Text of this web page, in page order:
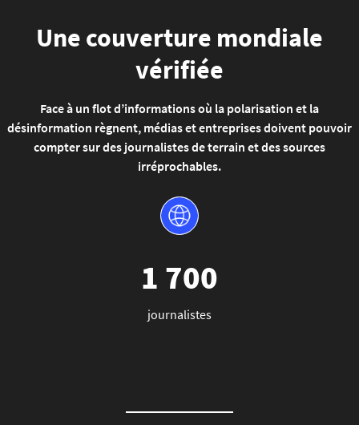
Une couverture mondiale
vérifiée
Face à un flot d’informations où la polarisation et la
désinformation règnent, médias et entreprises doivent pouvoir
compter sur des journalistes de terrain et des sources
irréprochables.
1 700
journalistes